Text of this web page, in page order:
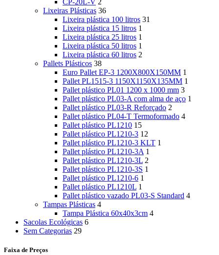
CP-20L-V 2
Lixeiras Plásticas 36
Lixeira plástica 100 litros 31
Lixeira plástica 15 litros 1
Lixeira plástica 25 litros 1
Lixeira plástica 50 litros 1
Lixeira plástica 60 litros 2
Pallets Plásticos 38
Euro Pallet EP-3 1200X800X150MM 1
Pallet PL1515-3 1150X1150X135MM 1
Pallet plástico PL01 1200 x 1000 mm 3
Pallet plástico PL03-A com alma de aço 1
Pallet plástico PL03-R Reforçado 2
Pallet plástico PL04-T Termoformado 4
Pallet plástico PL1210 15
Pallet plástico PL1210-3 12
Pallet plástico PL1210-3 KLT 1
Pallet plástico PL1210-3A 1
Pallet plástico PL1210-3L 2
Pallet plástico PL1210-3S 1
Pallet plástico PL1210-6 1
Pallet plástico PL1210L 1
Pallet plástico vazado PL03-S Standard 4
Tampas Plásticas 4
Tampa Plástica 60x40x3cm 4
Sacolas Ecológicas 6
Sem Categorias 29
Faixa de Preços